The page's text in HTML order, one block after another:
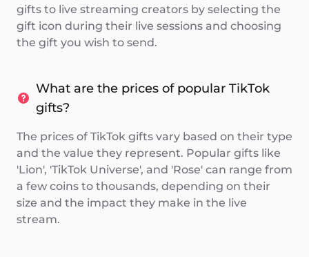
gifts to live streaming creators by selecting the
gift icon during their live sessions and choosing
the gift you wish to send.
What are the prices of popular TikTok
gifts?
The prices of TikTok gifts vary based on their type
and the value they represent. Popular gifts like
'Lion', 'TikTok Universe', and 'Rose' can range from
a few coins to thousands, depending on their
size and the impact they make in the live
stream.